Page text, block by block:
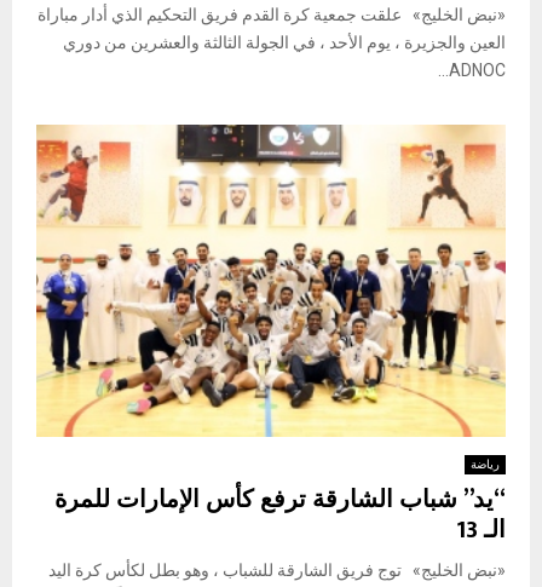
«نبض الخليج» علقت جمعية كرة القدم فريق التحكيم الذي أدار مباراة
العين والجزيرة ، يوم الأحد ، في الجولة الثالثة والعشرين من دوري
ADNOC...
رياضة
“يد” شباب الشارقة ترفع كأس الإمارات للمرة
الـ 13
«نبض الخليج» توج فريق الشارقة للشباب ، وهو بطل لكأس كرة اليد